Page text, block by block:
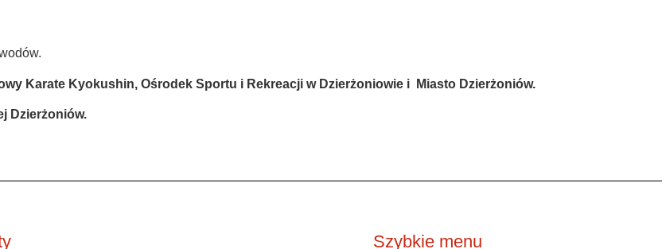
Karate Kyokushin, Ośrodek Sportu i Rekreacji w Dzierżoniowie i Miasto Dzierżoniów.
Dzierżoniów.
Szybkie menu